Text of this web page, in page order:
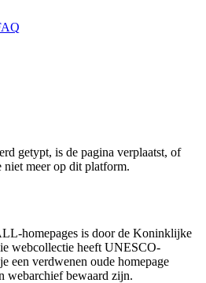
getypt, is de pagina verplaatst, of
niet meer op dit platform.
homepages is door de Koninklijke
webcollectie heeft UNESCO-
een verdwenen oude homepage
webarchief bewaard zijn.